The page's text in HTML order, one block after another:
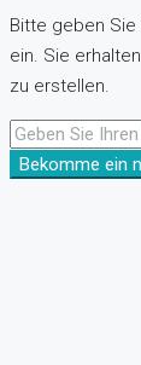
Bitte geben Sie
ein. Sie
zu erstellen.
Bekomme ein